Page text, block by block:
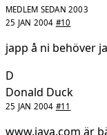
MEDLEM SEDAN 2003
25 JAN 2004 #10
japp å ni behöver
D
Donald Duck
25 JAN 2004 #11
www.java.com är